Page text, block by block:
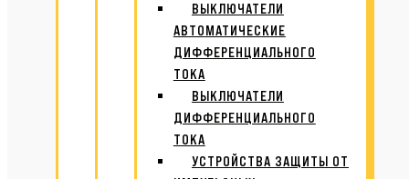
ВЫКЛЮЧАТЕЛИ
АВТОМАТИЧЕСКИЕ
ДИФФЕРЕНЦИАЛЬНОГО
ТОКА
ВЫКЛЮЧАТЕЛИ
ДИФФЕРЕНЦИАЛЬНОГО
ТОКА
УСТРОЙСТВА ЗАЩИТЫ ОТ